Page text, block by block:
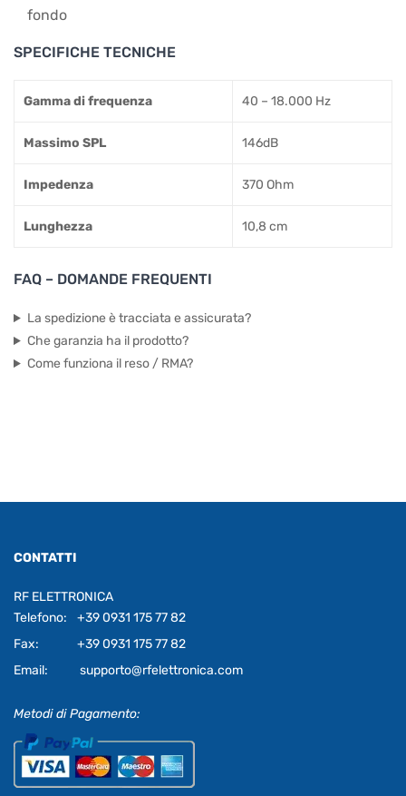
fondo
SPECIFICHE TECNICHE
Gamma di frequenza 40 – 18.000 Hz
Massimo SPL 146dB
Impedenza 370 Ohm
Lunghezza 10,8 cm
FAQ – DOMANDE FREQUENTI
La spedizione è tracciata e assicurata?
Che garanzia ha il prodotto?
Come funziona il reso / RMA?
CONTATTI
RF ELETTRONICA
Telefono:
+39 0931 175 77 82
Fax:
+39 0931 175 77 82
Email:
supporto@rfelettronica.com
Metodi di Pagamento: